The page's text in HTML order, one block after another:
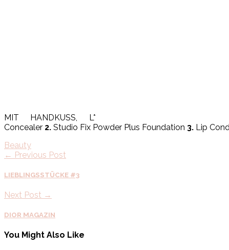
MIT HANDKUSS, L*
Concealer 2. Studio Fix Powder Plus Foundation 3. Lip
Beauty
← Previous Post
LIEBLINGSSTÜCKE #3
Next Post →
DIOR MAGAZIN
You Might Also Like